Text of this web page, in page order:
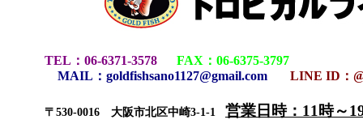
TEL ： 06-6371-3578 FAX ： 06-6375-3797
MAIL ： goldfishsano1127@gmail.com LINE ID：
〒530-0016 大阪市北区中崎3-1-1 営業日時：11時～